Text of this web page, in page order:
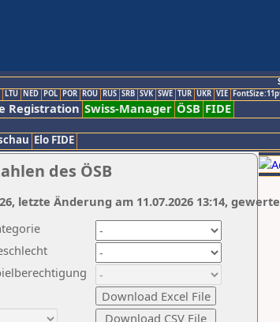
LTU NED POL POR ROU RUS SRB SVK SWE TUR UKR VIE
Registration Swiss-Manager ÖSB FIDE
Elo FIDE
des ÖSB
letzte Änderung am 11.07.2026 13:14,